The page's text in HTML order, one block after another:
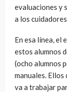
evaluaciones y
a los
En esa línea, el
estos alumnos
(ocho alumnos
manuales. Ellos
va a trabajar